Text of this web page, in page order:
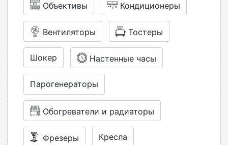
Объективы Кондиционеры
Вентиляторы Тостеры
Шокер Настенные часы
Парогенераторы
Обогреватели и радиаторы
Фрезеры Кресла